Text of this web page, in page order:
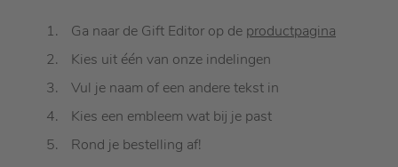
Ga naar de Gift Editor op de productpagina
Kies uit één van onze indelingen
Vul je naam of een andere tekst in
Kies een embleem wat bij je past
Rond je bestelling af!